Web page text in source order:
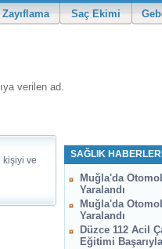
Zayıflama Saç Ekimi
verilen ad.
kişiyi ve
SAĞLIK HABERLERİ
Muğla'da
Yaralandı
Muğla'da
Yaralandı
Düzce 112 Acil
Eğitimi